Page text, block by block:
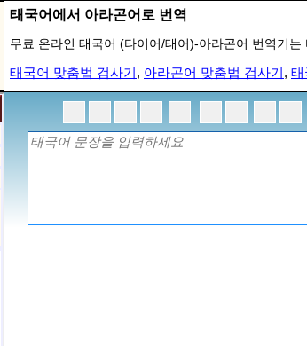
태국어에서 아라곤어로 번역
무료 온라인 태국어 (타이어/태어)-아라곤어 번역기
태국어 맞춤법 검사기, 아라곤어 맞춤법 검사기, 태